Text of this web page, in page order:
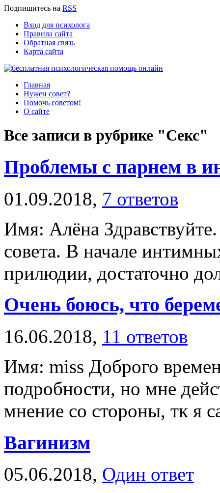
Подпишитесь на RSS
Вход для психолога
Правила сайта
Обратная связь
Карта сайта
Главная
Нужен совет?
Помочь советом!
О сайте
Все записи в рубрике "Секс"
Проблемы с парнем в
01.09.2018, 7 ответов
Имя: Алёна
совета. В начале
прилюдии, достаточно
Очень боюсь, что
16.06.2018, 11 ответов
Имя: miss Доброго
подробности, но мне
мнение со стороны, тк я
Вагинизм
05.06.2018, Один ответ